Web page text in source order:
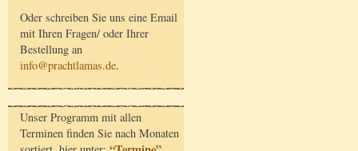
Oder schreiben Sie uns eine Email
mit Ihren Fragen/ oder Ihrer
Bestellung an
info@prachtlamas.de.
Unser Programm mit allen
Terminen finden Sie nach Monaten